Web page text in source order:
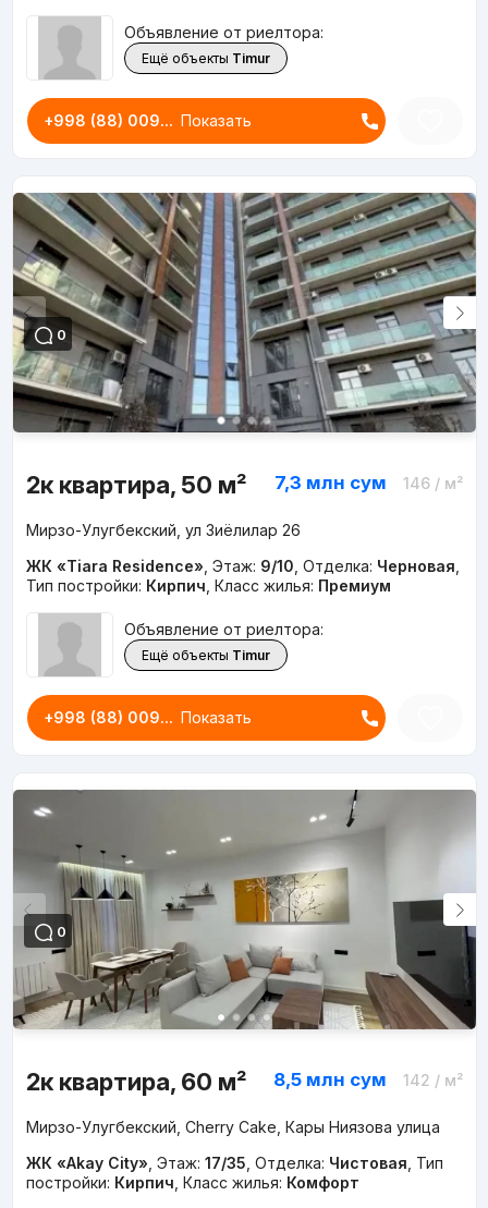
Объявление от риелтора:
Ещё объекты Timur
+998 (88) 009... Показать
0
2к квартира, 50 м² 7,3 млн сум 146/ м²
Мирзо-Улугбекский, ул Зиёлилар 26
ЖК «Tiara Residence» Этаж: 9/10 Отделка: Черновая
Тип постройки: Кирпич Класс жилья: Премиум
Объявление от риелтора:
Ещё объекты Timur
+998 (88) 009... Показать
0
2к квартира, 60 м² 8,5 млн сум 142 / м²
Мирзо-Улугбекский, Cherry Cake, Кары Ниязова улица
ЖК «Akay City» Этаж: 17/35 Отделка: Чистовая Тип
постройки: Кирпич Класс жилья: Комфорт